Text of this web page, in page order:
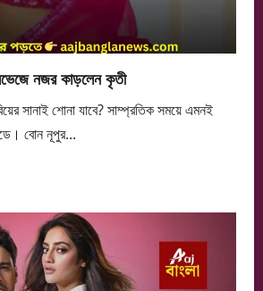
নজর কাড়লেন কৃতী
সানাই শোনা যাবে? সাম্প্রতিক সময়ে এমনই
বোন নূপুর...